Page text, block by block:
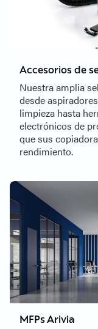
Accesorios de
Nuestra amplia
desde
limpieza hasta
electrónicos de
que sus
rendimiento.
MFPs Arivia